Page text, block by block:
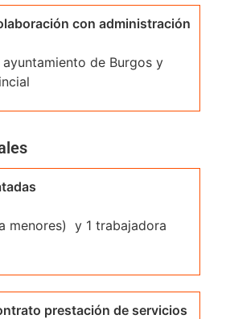
con administración
de Burgos y
menores) y 1 trabajadora
prestación de servicios